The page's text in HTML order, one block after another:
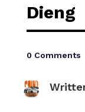
Dieng
0 Comments